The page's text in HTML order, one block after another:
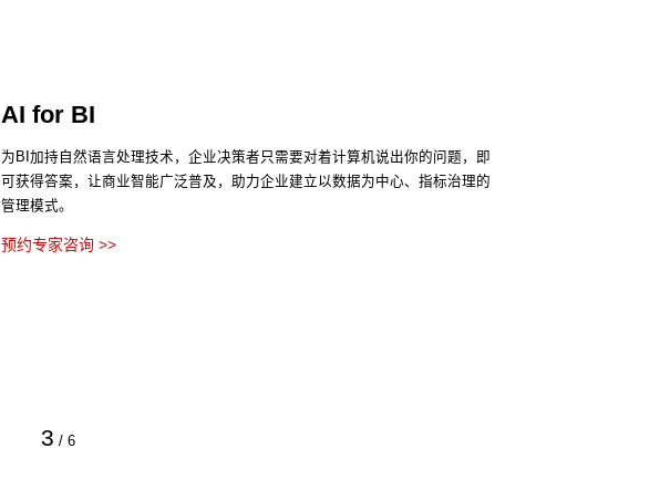
3 / 6
AI for BI
为BI加持自然语言处理技术，企业决策者只需要对着计算机说出你的问题，即
可获得答案，让商业智能广泛普及，助力企业建立以数据为中心、指标治理的
管理模式。
预约专家咨询 >>